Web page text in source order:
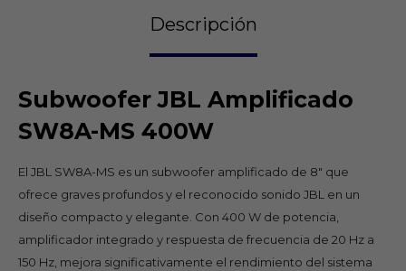
Descripción
Subwoofer JBL Amplificado
SW8A-MS 400W
El JBL SW8A-MS es un subwoofer amplificado de 8" que
ofrece graves profundos y el reconocido sonido JBL en un
diseño compacto y elegante. Con 400 W de potencia,
amplificador integrado y respuesta de frecuencia de 20 Hz a
150 Hz, mejora significativamente el rendimiento del sistema